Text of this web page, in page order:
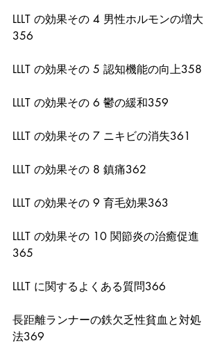
LLLT の効果その 4 男性ホルモンの増大
356
LLLT の効果その 5 認知機能の向上358
LLLT の効果その 6 鬱の緩和359
LLLT の効果その 7 ニキビの消失361
LLLT の効果その 8 鎮痛362
LLLT の効果その 9 育毛効果363
LLLT の効果その 10 関節炎の治癒促進
365
LLLT に関するよくある質問366
長距離ランナーの鉄欠乏性貧血と対処
法369